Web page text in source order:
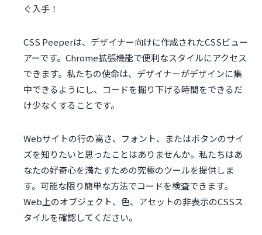
ぐ入手！
CSS Peeperは、デザイナー向けに作成されたCSSビュー
アーです。Chrome拡張機能で便利なスタイルにアクセス
できます。私たちの使命は、デザイナーがデザインに集
中できるようにし、コードを掘り下げる時間をできるだ
け少なくすることです。
Webサイトの行の高さ、フォント、またはボタンのサイ
ズを知りたいと思ったことはありませんか。私たちはあ
なたの好奇心を満たすための究極のツールを提供しま
す。可能な限り簡単な方法でコードを検査できます。
Web上のオブジェクト、色、アセットの非表示のCSSス
タイルを確認してください。